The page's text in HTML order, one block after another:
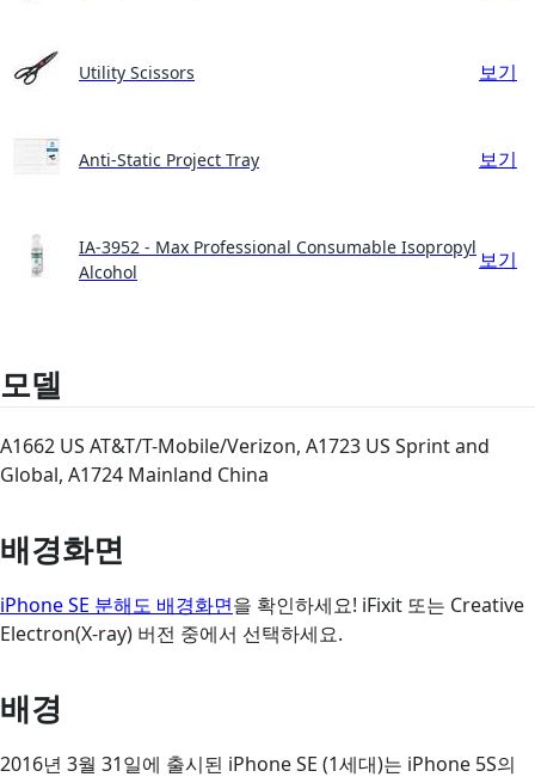
Utility Scissors 보기
Anti-Static Project Tray 보기
IA-3952 - Max Professional Consumable Isopropyl
Alcohol
보기
모델
A1662 US AT&T/T-Mobile/Verizon, A1723 US Sprint and
Global, A1724 Mainland China
배경화면
iPhone SE 분해도 배경화면을 확인하세요! iFixit 또는 Creative
Electron(X-ray) 버전 중에서 선택하세요.
배경
2016년 3월 31일에 출시된 iPhone SE (1세대)는 iPhone 5S의